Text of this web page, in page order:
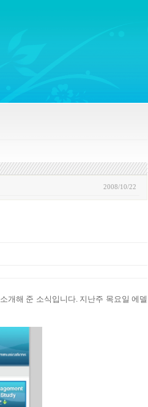
2008/10/22
소개해 준 소식입니다. 지난주 목요일 에델